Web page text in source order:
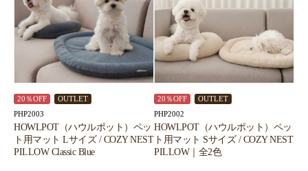
20％OFF OUTLET
PHP2003
HOWLPOT（ハウルポット）ペッ
ト用マット Lサイズ / COZY NEST
PILLOW Classic Blue
20％OFF OUTLET
PHP2002
HOWLPOT（ハウルポット）ペッ
ト用マット Sサイズ / COZY NEST
PILLOW｜全2色